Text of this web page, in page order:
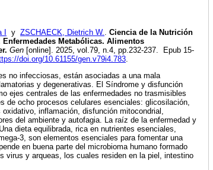
y ZSCHAECK, Dietrich W.. Ciencia de la Nutrición
Metabólicas. Alimentos
Gen [online]. 2025, vol.79, n.4, pp.232-237. Epub 15-
doi.org/10.61155/gen.v79i4.783.
no infecciosas, están asociadas a una mala
y degenerativas. El Síndrome y disfunción
ejes centrales de las enfermedades no trasmisibles
de ocho procesos celulares esenciales: glicosilación,
inflamación, disfunción mitocondrial,
del ambiente y autofagia. La raíz de la enfermedad y
dieta equilibrada, rica en nutrientes esenciales,
3, son elementos esenciales para fomentar una
en buena parte del microbioma humano formado
virus y arqueas, los cuales residen en la piel, intestino